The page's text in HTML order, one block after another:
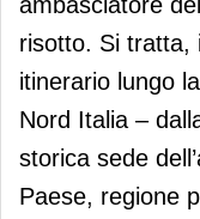
risotto. Si tratta,
itinerario lungo
Nord Italia –
storica sede
Paese, regione